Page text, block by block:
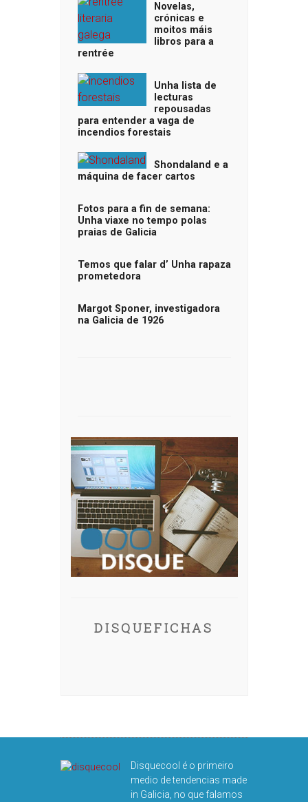
Novelas,
crónicas e
moitos máis
libros para a
rentrée
Unha lista de
lecturas
repousadas
para entender a vaga de
incendios forestais
Shondaland e a
máquina de facer cartos
Fotos para a fin de semana:
Unha viaxe no tempo polas
praias de Galicia
Temos que falar d’ Unha rapaza
prometedora
Margot Sponer, investigadora
na Galicia de 1926
DISQUEFICHAS
Disquecool é o primeiro
medio de tendencias made
in Galicia, no que falamos